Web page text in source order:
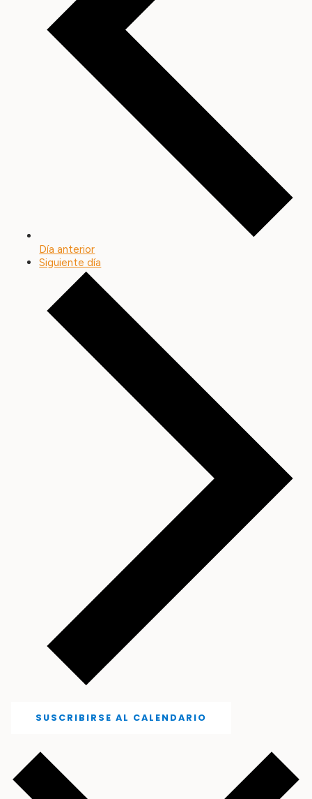
Día anterior
Siguiente día
SUSCRIBIRSE AL CALENDARIO